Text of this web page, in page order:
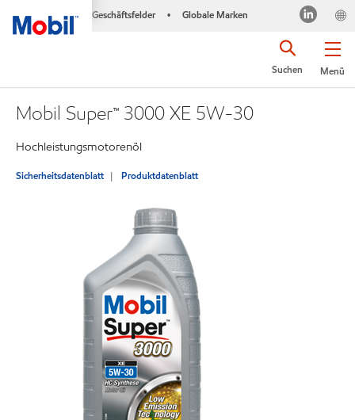
Geschäftsfelder • Globale Marken
Menü
Suchen
Mobil Super™ 3000 XE 5W-30
Hochleistungsmotorenöl
Sicherheitsdatenblatt Produktdatenblatt